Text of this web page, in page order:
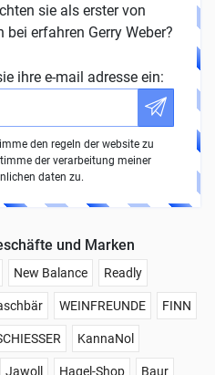
sie als erster von
bei erfahren Gerry Weber?
ihre e-mail adresse ein:
den regeln der website zu
der verarbeitung meiner
daten zu.
und Marken
New Balance Readly
WEINFREUNDE FINN
KannaNol
Jawoll Hagel-Shop Baur